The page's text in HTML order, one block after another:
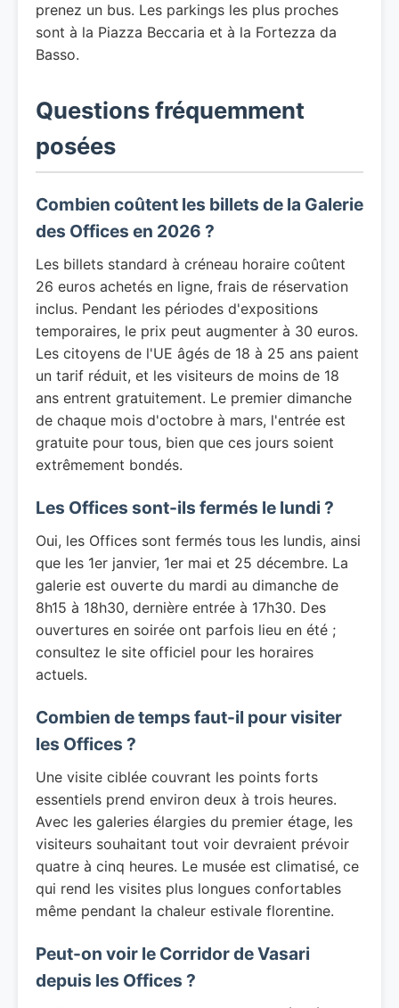
prenez un bus. Les parkings les plus proches
sont à la Piazza Beccaria et à la Fortezza da
Basso.
Questions fréquemment
posées
Combien coûtent les billets de la Galerie
des Offices en 2026 ?
Les billets standard à créneau horaire coûtent
26 euros achetés en ligne, frais de réservation
inclus. Pendant les périodes d'expositions
temporaires, le prix peut augmenter à 30 euros.
Les citoyens de l'UE âgés de 18 à 25 ans paient
un tarif réduit, et les visiteurs de moins de 18
ans entrent gratuitement. Le premier dimanche
de chaque mois d'octobre à mars, l'entrée est
gratuite pour tous, bien que ces jours soient
extrêmement bondés.
Les Offices sont-ils fermés le lundi ?
Oui, les Offices sont fermés tous les lundis, ainsi
que les 1er janvier, 1er mai et 25 décembre. La
galerie est ouverte du mardi au dimanche de
8h15 à 18h30, dernière entrée à 17h30. Des
ouvertures en soirée ont parfois lieu en été ;
consultez le site officiel pour les horaires
actuels.
Combien de temps faut-il pour visiter
les Offices ?
Une visite ciblée couvrant les points forts
essentiels prend environ deux à trois heures.
Avec les galeries élargies du premier étage, les
visiteurs souhaitant tout voir devraient prévoir
quatre à cinq heures. Le musée est climatisé, ce
qui rend les visites plus longues confortables
même pendant la chaleur estivale florentine.
Peut-on voir le Corridor de Vasari
depuis les Offices ?